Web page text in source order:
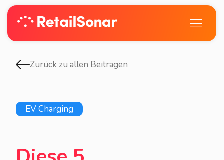
Zurück zu allen Beiträgen
EV Charging